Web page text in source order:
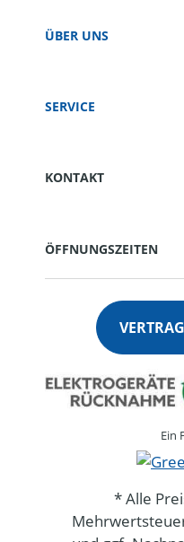
ÜBER UNS
SERVICE
KONTAKT
ÖFFNUNGSZEITEN
Ein
* Alle